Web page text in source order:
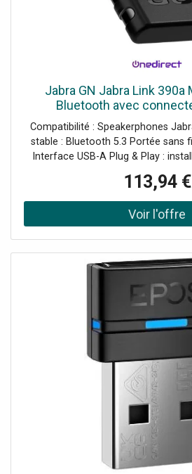
Jabra GN Jabra Link 390a
Bluetooth avec
certification Microsoft
une connexion stable
Compatibilité : Speakerphones
stable : Bluetooth 5.3 Portée sans
Interface USB-A Plug & Play :
113,94 €